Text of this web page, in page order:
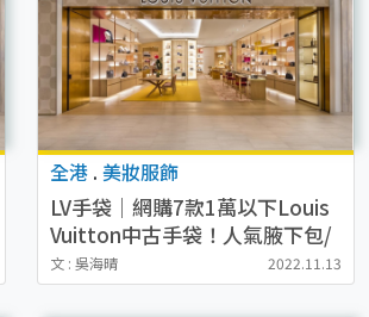
全港 . 美妝服飾
LV手袋｜網購7款1萬以下Louis
Vuitton中古手袋！人氣腋下包/
小廢包最平6千有找
文 : 吳海晴 2022.11.13